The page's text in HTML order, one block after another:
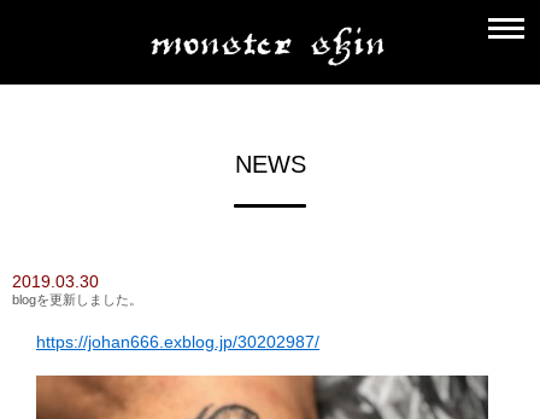
NEWS
2019.03.30
blogを更新しました。
https://johan666.exblog.jp/30202987/